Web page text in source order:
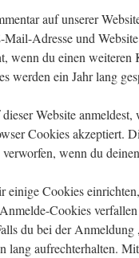
auf unserer
Adresse und
du einen weiteren
werden ein Jahr lang
Website
Cookies akzeptiert.
wenn du
einige Cookies
Cookies
du bei der
lang aufrechterhalten.